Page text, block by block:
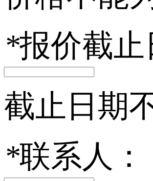
*报价截
截止日期
*联系人：